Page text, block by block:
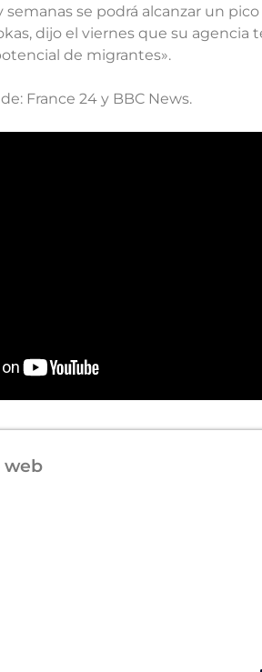
semanas se podrá alcanzar un
dijo el viernes que su agencia
de migrantes».
France 24 y BBC News.
web